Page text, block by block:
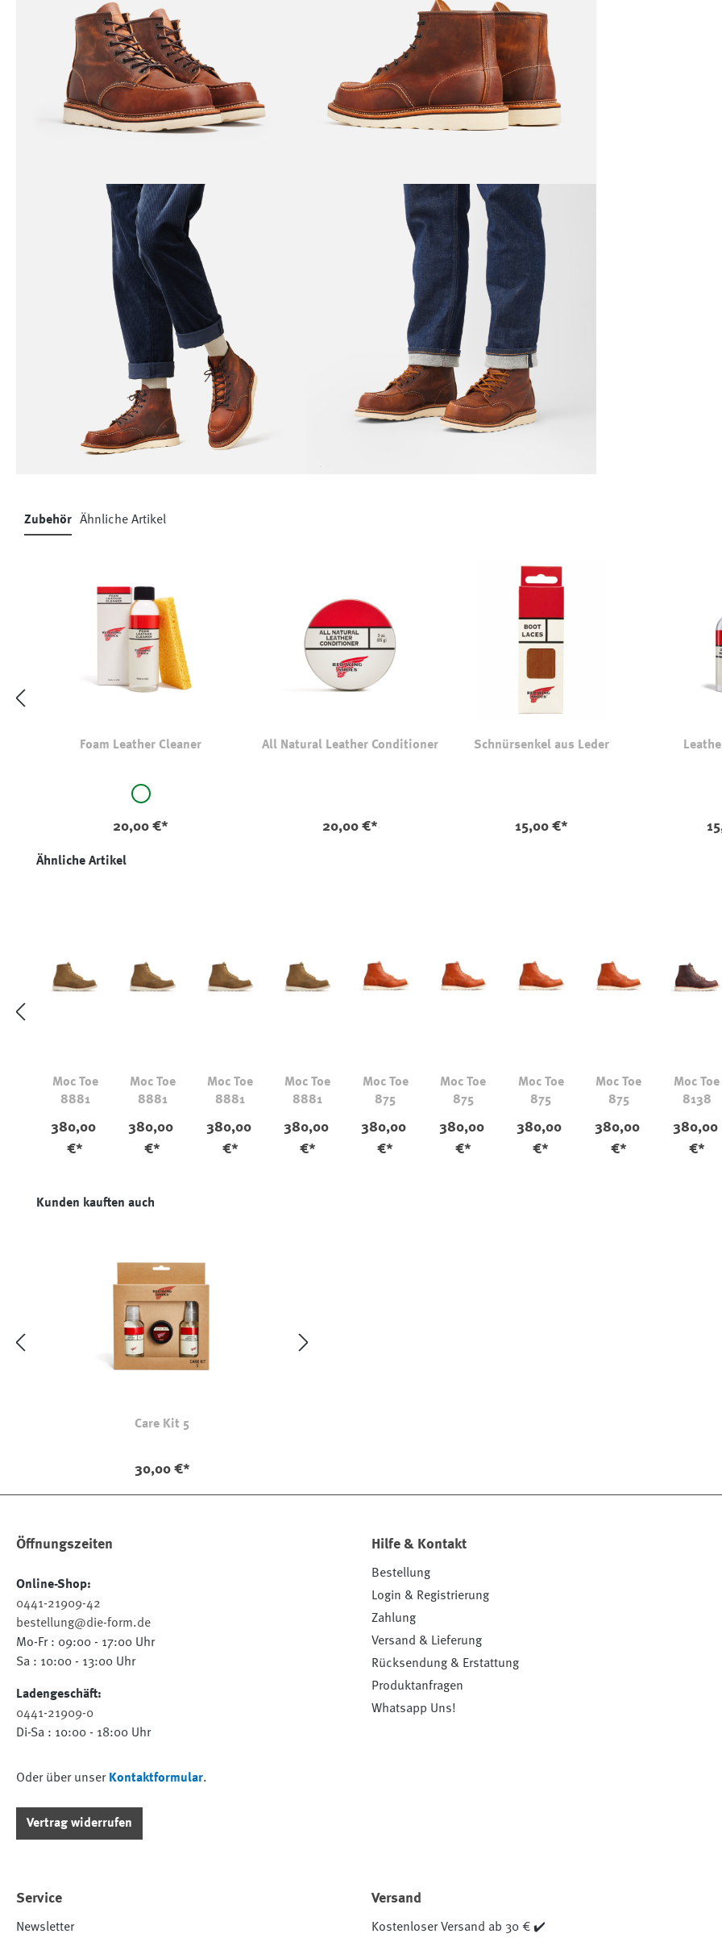
Zubehör Ähnliche Artikel
Foam Leather Cleaner
auswählen
original
20,00 €*
All Natural Leather Conditioner
20,00 €*
Schnürsenkel aus Leder
15,00 €*
Produktgalerie überspringen
Ähnliche Artikel
Moc Toe
8881
380,00
€*
Moc Toe
8881
380,00
€*
Moc Toe
8881
380,00
€*
Moc Toe
8881
380,00
€*
Moc Toe
875
380,00
€*
Moc Toe
875
380,00
€*
Moc Toe
875
380,00
€*
Moc Toe
875
380,00
€*
Moc Toe
8138
380,00
€*
Produktgalerie überspringen
Kunden kauften auch
Care Kit 5
30,00 €*
Öffnungszeiten
Online-Shop:
0441-21909-42
bestellung@die-form.de
Mo-Fr : 09:00 - 17:00 Uhr
Sa : 10:00 - 13:00 Uhr
Ladengeschäft:
0441-21909-0
Di-Sa : 10:00 - 18:00 Uhr
Oder über unser Kontaktformular.
Vertrag widerrufen
Hilfe & Kontakt
Bestellung
Login & Registrierung
Zahlung
Versand & Lieferung
Rücksendung & Erstattung
Produktanfragen
Whatsapp Uns!
Service
Newsletter
Versand
Kostenloser Versand ab 30 € ✔️